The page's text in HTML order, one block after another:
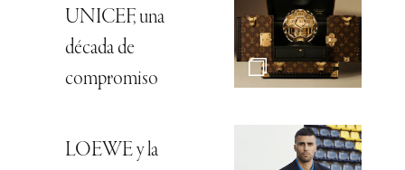
UNICEF, una
década de
compromiso
LOEWE y la